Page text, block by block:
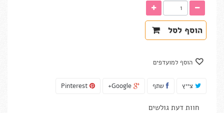
הוסף לסל
הוסף למועדפים
צייץ שתף
חוות דעת גולשים